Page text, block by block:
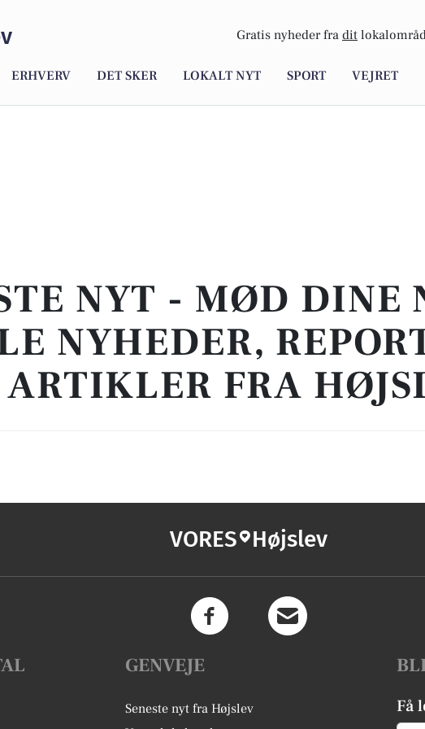
Gratis nyheder fra dit
ERHVERV DET SKER LOKALT NYT SPORT VEJRET
NYT - MØD DINE
NYHEDER,
ARTIKLER FRA
VORES Højslev
GENVEJE
Seneste nyt fra Højslev
Få